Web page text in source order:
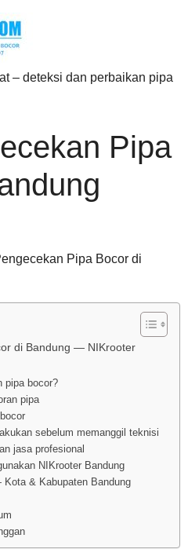
– deteksi dan perbaikan pipa
Pipa
Pipa Bocor di
di Bandung — NIKrooter
pipa bocor?
pipa
sebelum memanggil teknisi
jasa profesional
NIKrooter Bandung
& Kabupaten Bandung